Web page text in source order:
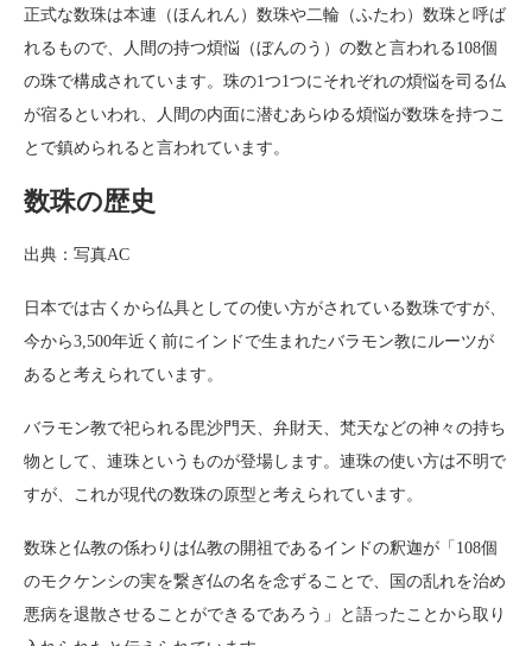
正式な数珠は本連（ほんれん）数珠や二輪（ふたわ）数珠と呼ば
れるもので、人間の持つ煩悩（ぼんのう）の数と言われる108個
の珠で構成されています。珠の1つ1つにそれぞれの煩悩を司る仏
が宿るといわれ、人間の内面に潜むあらゆる煩悩が数珠を持つこ
とで鎮められると言われています。
数珠の歴史
出典：写真AC
日本では古くから仏具としての使い方がされている数珠ですが、
今から3,500年近く前にインドで生まれたバラモン教にルーツが
あると考えられています。
バラモン教で祀られる毘沙門天、弁財天、梵天などの神々の持ち
物として、連珠というものが登場します。連珠の使い方は不明で
すが、これが現代の数珠の原型と考えられています。
数珠と仏教の係わりは仏教の開祖であるインドの釈迦が「108個
のモクケンシの実を繋ぎ仏の名を念ずることで、国の乱れを治め
悪病を退散させることができるであろう」と語ったことから取り